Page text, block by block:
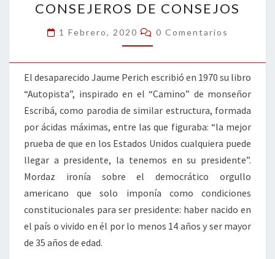
DE
CONSEJOS
CONSEJEROS DE CONSEJOS
1 Febrero, 2020 Comentarios
0 Comentarios
El desaparecido Jaume Perich escribió en 1970 su libro
“Autopista”, inspirado en el “Camino” de monseñor
Escribá, como parodia de similar estructura, formada
por ácidas máximas, entre las que figuraba: “la mejor
prueba de que en los Estados Unidos cualquiera puede
llegar a presidente, la tenemos en su presidente”.
Mordaz ironía sobre el democrático orgullo
americano que solo imponía como condiciones
constitucionales para ser presidente: haber nacido en
el país o vivido en él por lo menos 14 años y ser mayor
de 35 años de edad.